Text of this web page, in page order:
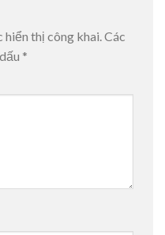
thị công khai. Các
*